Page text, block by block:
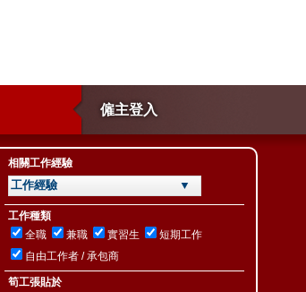
僱主登入
相關工作經驗
工作經驗 ▼
工作種類
全職
兼職 實習生
短期工作
自由工作者 / 承包商
筍工張貼於